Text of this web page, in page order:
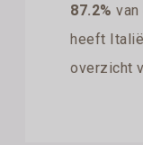
87.2%
heeft
overzicht